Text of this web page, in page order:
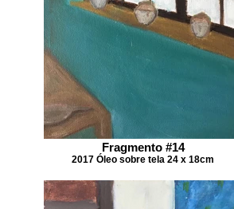
Fragmento #14
2017 Óleo sobre tela 24 x 18cm